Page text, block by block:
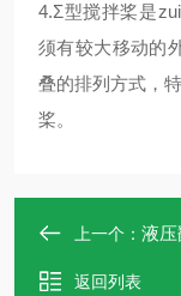
4.Σ型搅拌桨是
须有较大移动的
叠的排列方式，
桨。
上一个： 液
返回列表